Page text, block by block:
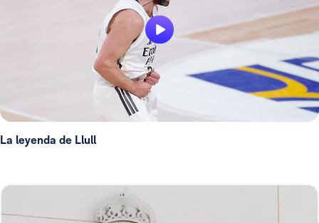
La leyenda de Llull